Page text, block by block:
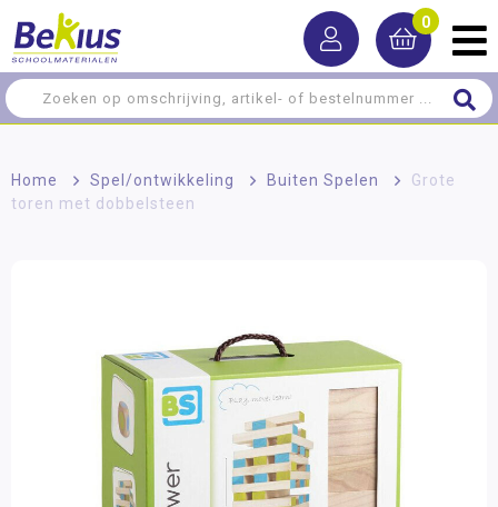
0
Home > Spel/ontwikkeling > Buiten Spelen >
Grote
toren met dobbelsteen